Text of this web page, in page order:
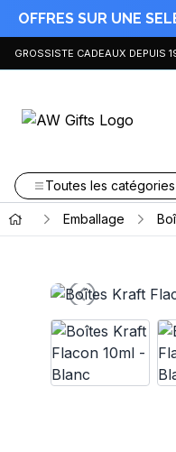
OFFRES SUR UNE
GROSSISTE CADEAUX DEPUIS
Toutes les catégories
Emballage